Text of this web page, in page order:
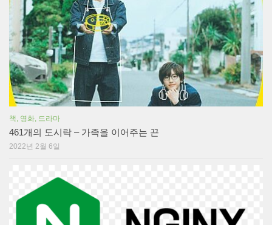
책, 영화, 드라마
461개의 도시락 – 가족을 이어주는 끈
2022년 2월 6일